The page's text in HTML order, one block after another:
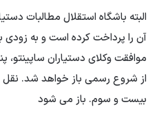
البته باشگاه استقلال مطالبات
آن را پرداخت کرده است و به زودی
موافقت وکلای دستیاران ساپینتو،
از شروع رسمی باز خواهد شد. نقل
بیست و سوم. باز می شود